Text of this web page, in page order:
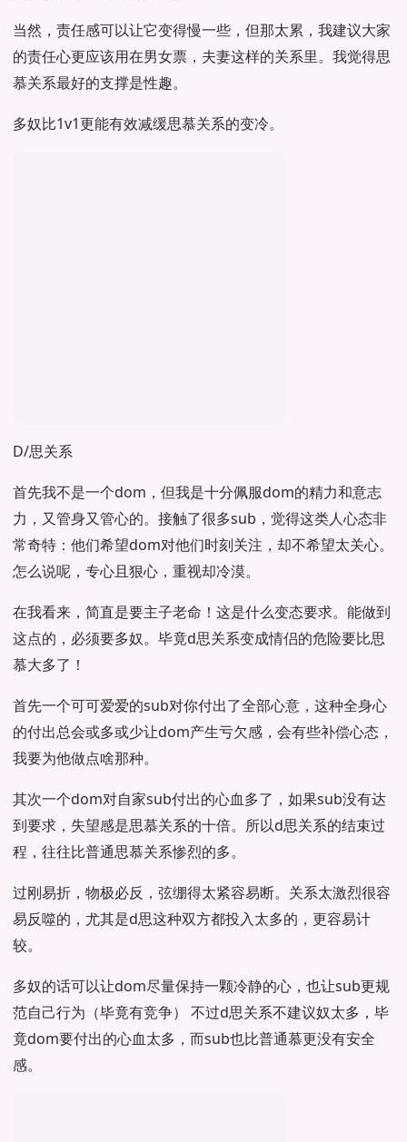
当然，责任感可以让它变得慢一些，但那太累，我建议大家
的责任心更应该用在男女票，夫妻这样的关系里。我觉得思
慕关系最好的支撑是性趣。
多奴比1v1更能有效减缓思慕关系的变冷。
D/思关系
首先我不是一个dom，但我是十分佩服dom的精力和意志
力，又管身又管心的。接触了很多sub，觉得这类人心态非
常奇特：他们希望dom对他们时刻关注，却不希望太关心。
怎么说呢，专心且狠心，重视却冷漠。
在我看来，简直是要主子老命！这是什么变态要求。能做到
这点的，必须要多奴。毕竟d思关系变成情侣的危险要比思
慕大多了！
首先一个可可爱爱的sub对你付出了全部心意，这种全身心
的付出总会或多或少让dom产生亏欠感，会有些补偿心态，
我要为他做点啥那种。
其次一个dom对自家sub付出的心血多了，如果sub没有达
到要求，失望感是思慕关系的十倍。所以d思关系的结束过
程，往往比普通思慕关系惨烈的多。
过刚易折，物极必反，弦绷得太紧容易断。关系太激烈很容
易反噬的，尤其是d思这种双方都投入太多的，更容易计
较。
多奴的话可以让dom尽量保持一颗冷静的心，也让sub更规
范自己行为（毕竟有竞争） 不过d思关系不建议奴太多，毕
竟dom要付出的心血太多，而sub也比普通慕更没有安全
感。